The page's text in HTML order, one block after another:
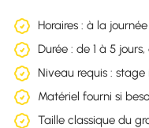
Horaires : à la
Durée : de 1 à 5
Niveau requis :
Matériel fourni si
Taille classique du